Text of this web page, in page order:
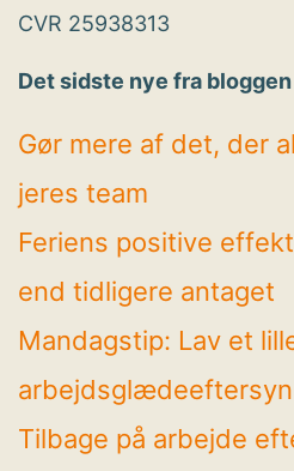
CVR 25938313
Det sidste nye fra bloggen
Gør mere af det, der
jeres team
Feriens positive
end tidligere antaget
Mandagstip: Lav et
arbejdsglædeeftersyn
Tilbage på arbejde